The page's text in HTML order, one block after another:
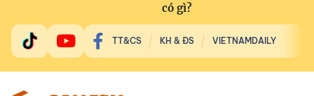
có gì?
TT&CS KH & ĐS VIETNAMDAILY